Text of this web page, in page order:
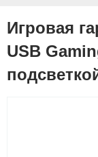
Игровая
USB